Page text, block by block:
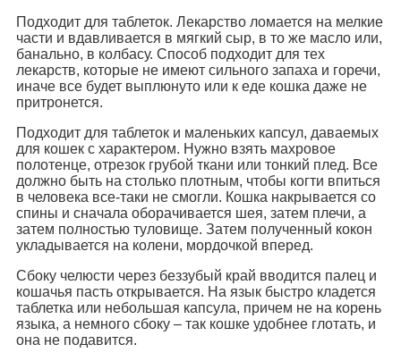
Подходит для таблеток. Лекарство ломается на мелкие
части и вдавливается в мягкий сыр, в то же масло или,
банально, в колбасу. Способ подходит для тех
лекарств, которые не имеют сильного запаха и горечи,
иначе все будет выплюнуто или к еде кошка даже не
притронется.
Подходит для таблеток и маленьких капсул, даваемых
для кошек с характером. Нужно взять махровое
полотенце, отрезок грубой ткани или тонкий плед. Все
должно быть на столько плотным, чтобы когти впиться
в человека все-таки не смогли. Кошка накрывается со
спины и сначала оборачивается шея, затем плечи, а
затем полностью туловище. Затем полученный кокон
укладывается на колени, мордочкой вперед.
Сбоку челюсти через беззубый край вводится палец и
кошачья пасть открывается. На язык быстро кладется
таблетка или небольшая капсула, причем не на корень
языка, а немного сбоку – так кошке удобнее глотать, и
она не подавится.